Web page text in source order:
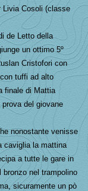
Livia Cosoli (classe
de Letto della
un ottimo 5º
Cristofori con
tuffi ad alto
finale di Mattia
del giovane
nonostante venisse
caviglia la mattina
a tutte le gare in
nel trampolino
sicuramente un pò